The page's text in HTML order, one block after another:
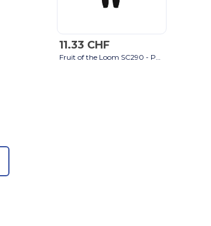
11.33 CHF
Fruit of the Loom SC290 - Pantalon de Jogging Confort Fruit of the Loom noir